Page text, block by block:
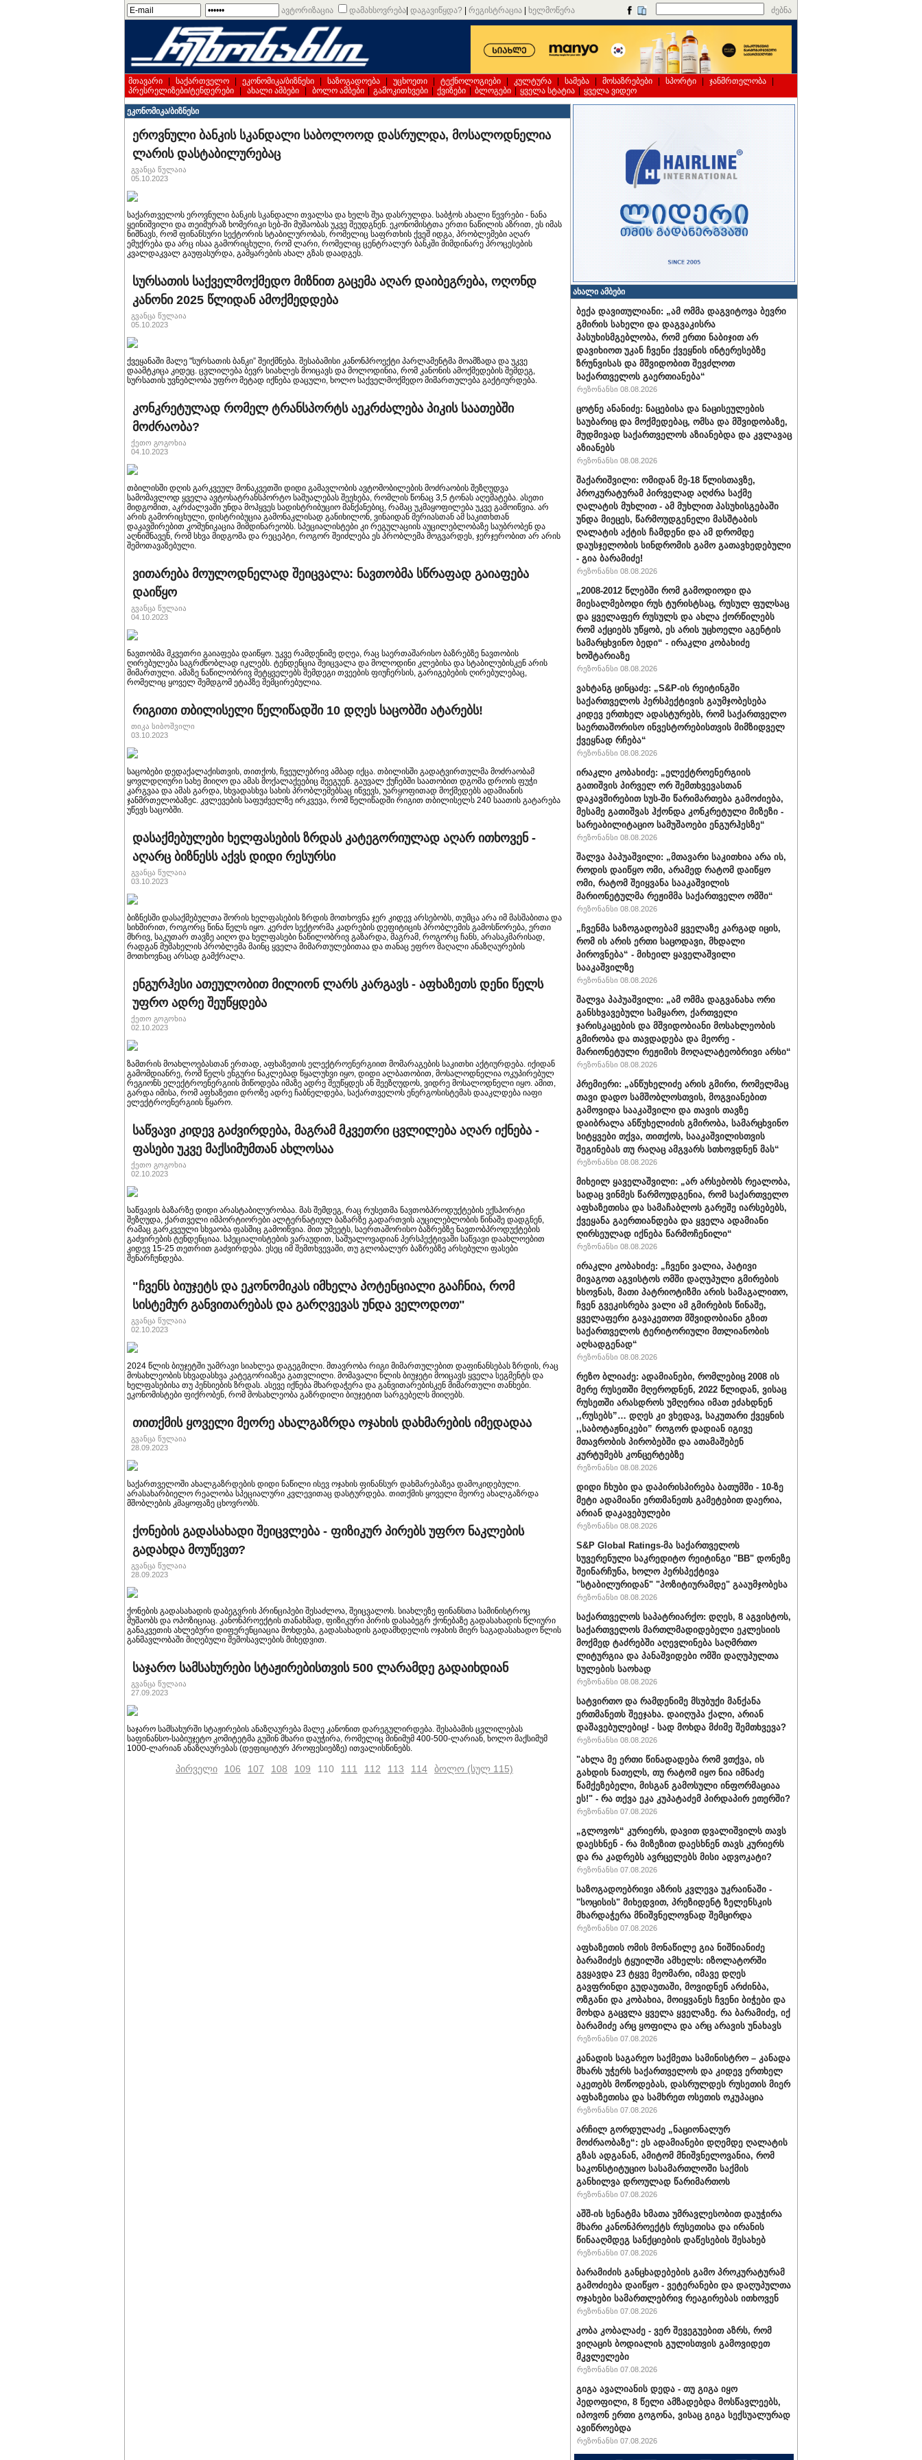
ავტორიზაცია დამახსოვრება დაგავიწყდა? რეგისტრაცია ხელმოწერა ძებნა
მთავარი საქართველო ეკონომიკა/ბიზნესი საზოგადოება უცხოეთი ტექნოლოგიები კულტურა სამება მოსაზრებები სპორტი ჯანმრთელობა
პრესრელიზები/ტენდერები
ახალი ამბები ბოლო ამბები გამოკითხვები ქვიზები ბლოგები ყველა სტატია ყველა ვიდეო
ეკონომიკა/ბიზნესი
ეროვნული ბანკის სკანდალი საბოლოოდ დასრულდა, მოსალოდნელია
ლარის დასტაბილურებაც
გვანცა წულაია
05.10.2023
საქართველოს ეროვნული ბანკის სკანდალი თვალსა და ხელს შუა დასრულდა. საბჭოს ახალი წევრები - ნანა
ყეინიშვილი და თეიმურაზ ხომერიკი სებ-ში მუშაობას უკვე შეუდგნენ. ეკონომისტთა ერთი ნაწილის აზრით, ეს იმას
ნიშნავს, რომ ფინანსური სექტორის სტაბილურობას, რომელიც საფრთხის ქვეშ იდგა, პრობლემები აღარ
ემუქრება და არც ისაა გამორიცხული, რომ ლარი, რომელიც ცენტრალურ ბანკში მიმდინარე პროცესების
კვალდაკვალ გაუფასურდა, გამყარების ახალ გზას დაადგეს.
სურსათის საქველმოქმედო მიზნით გაცემა აღარ დაიბეგრება, ოღონდ
კანონი 2025 წლიდან ამოქმედდება
გვანცა წულაია
05.10.2023
ქვეყანაში მალე "სურსათის ბანკი” შეიქმნება. შესაბამისი კანონპროექტი პარლამენტმა მოამზადა და უკვე
დაამტკიცა კიდეც. ცვლილება ბევრ სიახლეს მოიცავს და მოლოდინია, რომ კანონის ამოქმედების შემდეგ,
სურსათის უვნებლობა უფრო მეტად იქნება დაცული, ხოლო საქველმოქმედო მიმართულება გაქტიურდება.
კონკრეტულად რომელ ტრანსპორტს აეკრძალება პიკის საათებში
მოძრაობა?
ქეთო გოგოხია
04.10.2023
თბილისში დღის გარკვეულ მონაკვეთში დიდი გამავლობის ავტომობილების მოძრაობის შეზღუდვა
სამომავლოდ ყველა ავტოსატრანსპორტო საშუალებას შეეხება, რომლის წონაც 3,5 ტონას აღემატება. ასეთი
მიდგომით, აკრძალვაში უნდა მოჰყვეს სადისტრიბუციო მანქანებიც, რამაც უკმაყოფილება უკვე გამოიწვია. არ
არის გამორიცხული, დისტრიბუცია გამონაკლისად განიხილონ, ვინაიდან მერიასთან ამ საკითხთან
დაკავშირებით კომუნიკაცია მიმდინარეობს. სპეციალისტები კი რეგულაციის აუცილებლობაზე საუბრობენ და
აღნიშნავენ, რომ სხვა მიდგომა და რეცეპტი, როგორ შეიძლება ეს პრობლემა მოგვარდეს, ჯერჯერობით არ არის
შემოთავაზებული.
ვითარება მოულოდნელად შეიცვალა: ნავთობმა სწრაფად გაიაფება
დაიწყო
გვანცა წულაია
04.10.2023
ნავთობმა მკვეთრი გაიაფება დაიწყო. უკვე რამდენიმე დღეა, რაც საერთაშარისო ბაზრებზე ნავთობის
ღირებულება საგრძნობლად იკლებს. ტენდენცია შეიცვალა და მოლოდინი კლებისა და სტაბილუბისკენ არის
მიმართული. ამაზე ნაწილობრივ მეტყველებს შემდეგი თვეების ფიუჩერსის, გარიგებების ღირებულებაც,
რომელიც ყოველ შემდგომ ეტაპზე შემცირებულია.
რიგითი თბილისელი წელიწადში 10 დღეს საცობში ატარებს!
თიკა სიბოშვილი
03.10.2023
საცობები დედაქალაქისთვის, თითქოს, ჩვეულებრივ ამბად იქცა. თბილისში გადატვირთულმა მოძრაობამ
ყოვლდღიური სახე მიიღო და ამას მოქალაქეებიც შეეგუენ. გაუვალ ქუჩებში საათობით დგომა დროის ფუჭი
კარგვაა და ამას გარდა, სხვადასხვა სახის პრობლემებსაც იწვევს, უარყოფითად მოქმედებს ადამიანის
ჯანმრთელობაზეc. კვლევების საფუძველზე ირკვევა, რომ წელიწადში რიგით თბილისელს 240 საათის გატარება
უწევს საცობში.
დასაქმებულები ხელფასების ზრდას კატეგორიულად აღარ ითხოვენ -
აღარც ბიზნესს აქვს დიდი რესურსი
გვანცა წულაია
03.10.2023
ბიზნესში დასაქმებულთა შორის ხელფასების ზრდის მოთხოვნა ჯერ კიდევ არსებობს, თუმცა არა იმ მასშაბითა და
სიხშირით, როგორც წინა წელს იყო. კერძო სექტორმა კადრების დეფიტიცის პრობლემის გამოსწორება, ერთი
მხრივ, საკუთარ თავზე აიღო და ხელფასები ნაწილობრივ გაზარდა, მაგრამ, როგორც ჩანს, არასაკმარისად,
რადგან მუშახელის პრობლემა მაინც ყველა მიმართულებითაა და თანაც ეფრო მაღალი ანაზღაურების
მოთხოვნაც არსად გამქრალა.
ენგურჰესი ათეულობით მილიონ ლარს კარგავს - აფხაზეთს დენი წელს
უფრო ადრე შეუწყდება
ქეთო გოგოხია
02.10.2023
ზამთრის მოახლოებასთან ერთად, აფხაზეთის ელექტროენერგიით მომარაგების საკითხი აქტიურდება. იქიდან
გამომდიანრე, რომ წელს ენგური ნაკლებად წყალუხვი იყო, დიდი ალბათობით, მოსალოდნელია ოკუპირებულ
რეგიონს ელექტროენერგიის მიწოდება იმაზე ადრე შეუწყდეს ან შეეზღუდოს, ვიდრე მოსალოდნელი იყო. ამით,
გარდა იმისა, რომ აფხაზეთი დროზე ადრე ჩაბნელდება, საქართველოს ენერგოსისტემას დააკლდება იაფი
ელექტროენერგიის წყარო.
საწვავი კიდევ გაძვირდება, მაგრამ მკვეთრი ცვლილება აღარ იქნება -
ფასები უკვე მაქსიმუმთან ახლოსაა
ქეთო გოგოხია
02.10.2023
საწვავის ბაზარზე დიდი არასტაბილურობაა. მას შემდეგ, რაც რუსეთმა ნავთობპროდუქტების ექსპორტი
შეზღუდა, ქართველი იმპორტიორები ალტერნატიულ ბაზარზე გადართვის აუცილებლობის წინაშე დადგნენ,
რამაც გარკვეული სხვაობა ფასშიც გამოიწვია. მით უმეეტს, საერთაშორისო ბაზრებზე ნავთობპროდუქტების
გაძვირების ტენდენციაა. სპეციალისტების ვარაუდით, საშუალოვადიან პერსპექტივაში საწვავი დაახლოებით
კიდევ 15-25 თეთრით გაძვირდება. ესეც იმ შემთხვევაში, თუ გლობალურ ბაზრებზე არსებული ფასები
შენარჩუნდება.
"ჩვენს ბიუჯეტს და ეკონომიკას იმხელა პოტენციალი გააჩნია, რომ
სისტემურ განვითარებას და გარღვევას უნდა ველოდოთ"
გვანცა წულაია
02.10.2023
2024 წლის ბიუჯეტში უამრავი სიახლეა დაგეგმილი. მთავრობა რიგი მიმართულებით დაფინანსებას ზრდის, რაც
მოსახლეობის სხვადასხვა კატეგორიაზეა გათვლილი. მომავალი წლის ბიუჯეტი მოიცავს ყველა სეგმენტს და
ხელფასებისა თუ პენსიების ზრდას. ასევე იქნება მხარდაჭერა და განვითარებისკენ მიმართული თანხები.
ეკონომისტები ფიქრობენ, რომ მოსახლეობა გაზრდილი ბიუჯეტით სარგებელს მიიღებს.
თითქმის ყოველი მეორე ახალგაზრდა ოჯახის დახმარების იმედადაა
გვანცა წულაია
28.09.2023
საქართველოში ახალგაზრდების დიდი ნაწილი ისევ ოჯახის ფინანსურ დახმარებაზეა დამოკიდებული.
არასახარბიელო რეალობა სპეციალური კვლევითაც დასტურდება. თითქმის ყოველი მეორე ახალგაზრდა
მშობლების კმაყოფაზე ცხოვრობს.
ქონების გადასახადი შეიცვლება - ფიზიკურ პირებს უფრო ნაკლების
გადახდა მოუწევთ?
გვანცა წულაია
28.09.2023
ქონების გადასახადის დაბეგვრის პრინციპები შესაძლოა, შეიცვალოს. სიახლეზე ფინანსთა სამინისტროც
მუშაობს და ოპოზიციაც. კანონპროექტის თანახმად, ფიზიკური პირის დასაბეგრ ქონებაზე გადასახადის წლიური
განაკვეთის ახლებური დიფერენციაცია მოხდება, გადასახადის გადამხდელის ოჯახის მიერ საგადასახადო წლის
განმავლობაში მიღებული შემოსავლების მიხედვით.
საჯარო სამსახურები სტაჟირებისთვის 500 ლარამდე გადაიხდიან
გვანცა წულაია
27.09.2023
საჯარო სამსახურში სტაჟირების ანაზღაურება მალე კანონით დარეგულირდება. შესაბამის ცვლილებას
საფინანსო-საბიუჯეტო კომიტეტმა გუშინ მხარი დაუჭირა, რომელიც მინიმუმ 400-500-ლარიან, ხოლო მაქსიმუმ
1000-ლარიან ანაზღაურებას (დეფიციტურ პროფესიებზე) ითვალისწინებს.
პირველი 106 107 108 109 110 111 112 113 114 ბოლო (სულ 115)
ახალი ამბები
ბექა დავითულიანი: „ამ ომმა დაგვიტოვა ბევრი
გმირის სახელი და დაგვაკისრა
პასუხისმგებლობა, რომ ერთი ნაბიჯით არ
დავიხიოთ უკან ჩვენი ქვეყნის ინტერესებზე
ზრუნვისას და მშვიდობით შევძლოთ
საქართველოს გაერთიანება“
რეზონანსი 08.08.2026
ცოტნე ანანიძე: ნაცებისა და ნაცისეულების
საუბარიც და მოქმედებაც, ომსა და მშვიდობაზე,
მუდმივად საქართველოს აზიანებდა და კვლავაც
აზიანებს
რეზონანსი 08.08.2026
შაქარიშვილი: ომიდან მე-18 წლისთავზე,
პროკურატურამ პირველად აღძრა საქმე
ღალატის მუხლით - ამ მუხლით პასუხისგებაში
უნდა მიეცეს, წარმოუდგენელი მასშტაბის
ღალატის აქტის ჩამდენი და ამ დრომდე
დაუსჯელობის სინდრომის გამო გათავხედებული
- გია ბარამიძე!
რეზონანსი 08.08.2026
„2008-2012 წლებში რომ გამოდიოდი და
მიესალმებოდი რუს ტურისტსაც, რუსულ ფულსაც
და ყველაფერ რუსულს და ახლა ქორწილებს
რომ აქციებს უწყობ, ეს არის უცხოელი აგენტის
სამარცხვინო ბედი“ - ირაკლი კობახიძე
ხოშტარიაზე
რეზონანსი 08.08.2026
ვახტანგ ცინცაძე: „S&P-ის რეიტინგში
საქართველოს პერსპექტივის გაუმჯობესება
კიდევ ერთხელ ადასტურებს, რომ საქართველო
საერთაშორისო ინვესტორებისთვის მიმზიდველ
ქვეყნად რჩება“
რეზონანსი 08.08.2026
ირაკლი კობახიძე: „ელექტროენერგიის
გათიშვის პირველ ორ შემთხვევასთან
დაკავშირებით სუს-ში წარიმართება გამოძიება,
მესამე გათიშვას ჰქონდა კონკრეტული მიზეზი -
სარეაბილიტაციო სამუშაოები ენგურჰესზე“
რეზონანსი 08.08.2026
შალვა პაპუაშვილი: „მთავარი საკითხია არა ის,
როდის დაიწყო ომი, არამედ რატომ დაიწყო
ომი, რატომ შეიყვანა სააკაშვილის
მარიონეტულმა რეჟიმმა საქართველო ომში“
რეზონანსი 08.08.2026
„ჩვენმა საზოგადოებამ ყველაზე კარგად იცის,
რომ ის არის ერთი საცოდავი, მხდალი
პიროვნება“ - მიხეილ ყაველაშვილი
სააკაშვილზე
რეზონანსი 08.08.2026
შალვა პაპუაშვილი: „ამ ომმა დაგვანახა ორი
განსხვავებული სამყარო, ქართველი
ჯარისკაცების და მშვიდობიანი მოსახლეობის
გმირობა და თავდადება და მეორე -
მარიონეტული რეჟიმის მოღალატეობრივი არსი“
რეზონანსი 08.08.2026
პრემიერი: „ანწუხელიძე არის გმირი, რომელმაც
თავი დადო სამშობლოსთვის, მოგვიანებით
გამოვიდა სააკაშვილი და თავის თავზე
დაიბრალა ანწუხელიძის გმირობა, სამარცხვინო
სიტყვები თქვა, თითქოს, სააკაშვილისთვის
შეგინებას თუ რაღაც ამგვარს სთხოვდნენ მას“
რეზონანსი 08.08.2026
მიხეილ ყაველაშვილი: „არ არსებობს რეალობა,
სადაც ვინმეს წარმოუდგენია, რომ საქართველო
აფხაზეთისა და სამაჩაბლოს გარეშე იარსებებს,
ქვეყანა გაერთიანდება და ყველა ადამიანი
ღირსეულად იქნება წარმოჩენილი“
რეზონანსი 08.08.2026
ირაკლი კობახიძე: „ჩვენი ვალია, პატივი
მივაგოთ აგვისტოს ომში დაღუპული გმირების
ხსოვნას, მათი პატრიოტიზმი არის სამაგალითო,
ჩვენ გვეკისრება ვალი ამ გმირების წინაშე,
ყველაფერი გავაკეთოთ მშვიდობიანი გზით
საქართველოს ტერიტორიული მთლიანობის
აღსადგენად“
რეზონანსი 08.08.2026
რეზო ბლიაძე: ადამიანები, რომლებიც 2008 ის
მერე რუსეთში მღეროდნენ, 2022 წლიდან, ვისაც
რუსეთში არასდროს უმღერია იმათ ეძახდნენ
,,რუსებს”… დღეს კი ვხედავ, საკუთარი ქვეყნის
,,საბოტაჟნიკები” როგორ დადიან იგივე
მთავრობის პირობებში და ათამაშებენ
კურტუმებს კონცერტებზე
რეზონანსი 08.08.2026
დიდი ჩხუბი და დაპირისპირება ბათუმში - 10-ზე
მეტი ადამიანი ერთმანეთს გამეტებით დაერია,
არიან დაკავებულები
რეზონანსი 08.08.2026
S&P Global Ratings-მა საქართველოს
სუვერენული საკრედიტო რეიტინგი "BB" დონეზე
შეინარჩუნა, ხოლო პერსპექტივა
"სტაბილურიდან" "პოზიტიურამდე" გააუმჯობესა
რეზონანსი 08.08.2026
საქართველოს საპატრიარქო: დღეს, 8 აგვისტოს,
საქართველოს მართლმადიდებელი ეკლესიის
მოქმედ ტაძრებში აღევლინება საღმრთო
ლიტურგია და პანაშვიდები ომში დაღუპულთა
სულების საოხად
რეზონანსი 08.08.2026
სატვირთო და რამდენიმე მსუბუქი მანქანა
ერთმანეთს შეეჯახა. დაიღუპა ქალი, არიან
დაშავებულებიც! - სად მოხდა მძიმე შემთხვევა?
რეზონანსი 08.08.2026
"ახლა მე ერთი წინადადება რომ ვთქვა, ის
გახდის ნათელს, თუ რატომ იყო ნია იმნაძე
წამქეზებელი, მისგან გამოსული ინფორმაციაა
ეს!" - რა თქვა ეკა კუპატაძემ პირდაპირ ეთერში?
რეზონანსი 07.08.2026
„გლოვოს“ კურიერს, დავით დვალიშვილს თავს
დაესხნენ - რა მიზეზით დაესხნენ თავს კურიერს
და რა კადრებს ავრცელებს მისი ადვოკატი?
რეზონანსი 07.08.2026
საზოგადოებრივი აზრის კვლევა უკრაინაში -
"სოცისის" მიხედვით, პრეზიდენტ ზელენსკის
მხარდაჭერა მნიშვნელოვნად შემცირდა
რეზონანსი 07.08.2026
აფხაზეთის ომის მონაწილე გია ნიშნიანიძე
ბარამიძეს ტყუილში ამხელს: იზოლატორში
გვყავდა 23 ტყვე მეომარი, იმავე დღეს
გავფრინდი გუდაუთაში, მოვიდნენ არძინბა,
ოზგანი და კობახია, მოიყვანეს ჩვენი ბიჭები და
მოხდა გაცვლა ყველა ყველაზე. რა ბარამიძე, იქ
ბარამიძე არც ყოფილა და არც არავის უნახავს
რეზონანსი 07.08.2026
კანადის საგარეო საქმეთა სამინისტრო – კანადა
მხარს უჭერს საქართველოს და კიდევ ერთხელ
აკეთებს მოწოდებას, დასრულდეს რუსეთის მიერ
აფხაზეთისა და სამხრეთ ოსეთის ოკუპაცია
რეზონანსი 07.08.2026
არჩილ გორდულაძე „ნაციონალურ
მოძრაობაზე“: ეს ადამიანები დღემდე ღალატის
გზას ადგანან, ამიტომ მნიშვნელოვანია, რომ
საკონსტიტუციო სასამართლოში საქმის
განხილვა დროულად წარიმართოს
რეზონანსი 07.08.2026
აშშ-ის სენატმა ხმათა უმრავლესობით დაუჭირა
მხარი კანონპროექტს რუსეთისა და ირანის
წინააღმდეგ სანქციების დაწესების შესახებ
რეზონანსი 07.08.2026
ბარამიძის განცხადებების გამო პროკურატურამ
გამოძიება დაიწყო - ვეტერანები და დაღუპულთა
ოჯახები სამართლებრივ რეაგირებას ითხოვენ
რეზონანსი 07.08.2026
კობა კობალაძე - ვერ შევეგუებით აზრს, რომ
ვიღაცის ბოდიალის გულისთვის გამოვიდეთ
მკვლელები
რეზონანსი 07.08.2026
გიგა ავალიანის დედა - თუ გიგა იყო
პედოფილი, 8 წელი ამზადებდა მოსწავლეებს,
იპოვონ ერთი გოგონა, ვისაც გიგა სექსუალურად
ავიწროებდა
რეზონანსი 07.08.2026